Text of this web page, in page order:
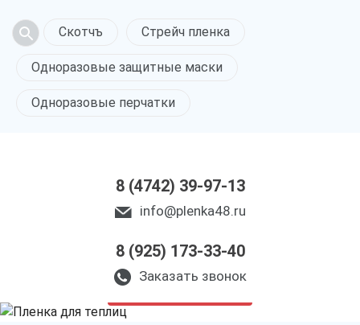
Скотчъ Стрейч пленка
Одноразовые защитные маски
Одноразовые перчатки
8 (4742) 39-97-13
info@plenka48.ru
8 (925) 173-33-40
Заказать звонок
Пленка для теплиц
в Липецке